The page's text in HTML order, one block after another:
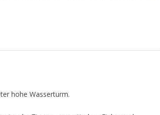
hohe Wasserturm.